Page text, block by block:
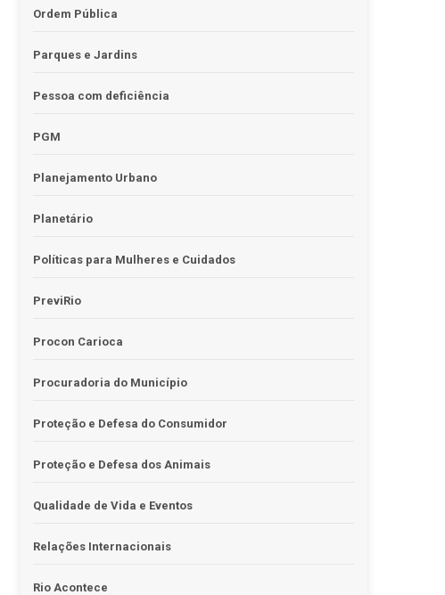
Ordem Pública
Parques e Jardins
Pessoa com deficiência
PGM
Planejamento Urbano
Planetário
Políticas para Mulheres e Cuidados
PreviRio
Procon Carioca
Procuradoria do Município
Proteção e Defesa do Consumidor
Proteção e Defesa dos Animais
Qualidade de Vida e Eventos
Relações Internacionais
Rio Acontece